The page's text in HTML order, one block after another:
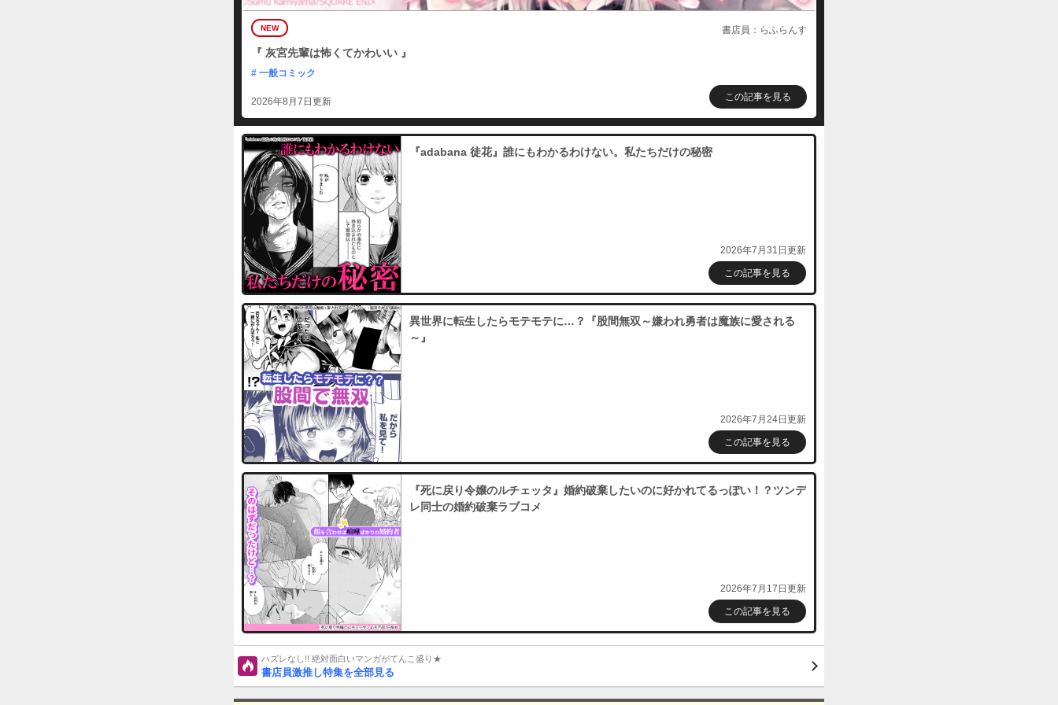
NEW 書店員：らふらんす
『 灰宮先輩は怖くてかわいい 』
# 一般コミック
2026年8月7日更新 この記事を見る
『adabana 徒花』誰にもわかるわけない。私たちだけの秘密
2026年7月31日更新
この記事を見る
異世界に転生したらモテモテに…？『股間無双～嫌われ勇者は魔族に愛される
～』
2026年7月24日更新
この記事を見る
『死に戻り令嬢のルチェッタ』婚約破棄したいのに好かれてるっぽい！？ツンデ
レ同士の婚約破棄ラブコメ
2026年7月17日更新
この記事を見る
ハズレなし!! 絶対面白いマンガがてんこ盛り★
書店員激推し特集を全部見る